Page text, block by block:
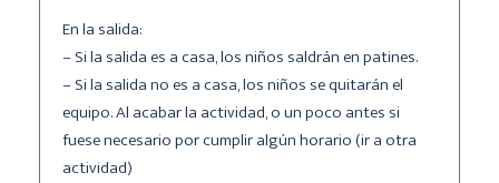
En la salida:
– Si la salida es a casa, los niños saldrán en patines.
– Si la salida no es a casa, los niños se quitarán el
equipo. Al acabar la actividad, o un poco antes si
fuese necesario por cumplir algún horario (ir a otra
actividad)